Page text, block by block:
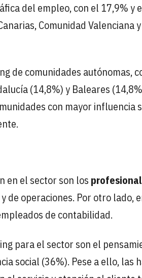
del empleo, con el 17,9% y
Comunidad Valenciana
de comunidades autónomas,
(14,8%) y Baleares
con mayor influencia
en el sector son los
de operaciones. Por otro lado,
de contabilidad.
para el sector son el
social (36%). Pese a ello, las